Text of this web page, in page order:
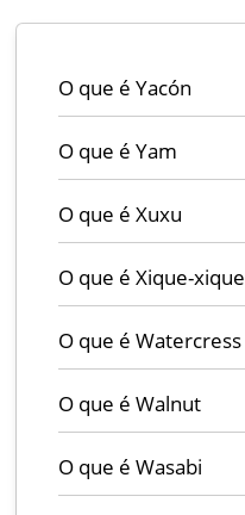
O que é Yacón
O que é Yam
O que é Xuxu
O que é Xique-xique
O que é Watercress
O que é Walnut
O que é Wasabi